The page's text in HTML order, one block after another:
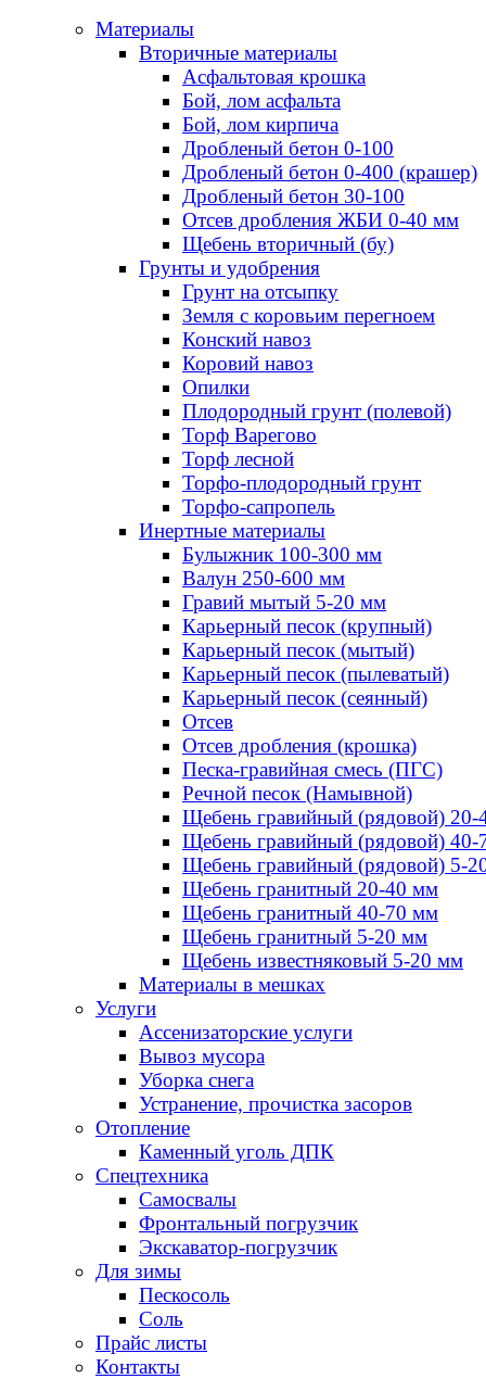
Материалы
Вторичные материалы
Асфальтовая крошка
Бой, лом асфальта
Бой, лом кирпича
Дробленый бетон 0-100
Дробленый бетон 0-400 (крашер)
Дробленый бетон 30-100
Отсев дробления ЖБИ 0-40 мм
Щебень вторичный (бу)
Грунты и удобрения
Грунт на отсыпку
Земля с коровьим перегноем
Конский навоз
Коровий навоз
Опилки
Плодородный грунт (полевой)
Торф Варегово
Торф лесной
Торфо-плодородный грунт
Торфо-сапропель
Инертные материалы
Булыжник 100-300 мм
Валун 250-600 мм
Гравий мытый 5-20 мм
Карьерный песок (крупный)
Карьерный песок (мытый)
Карьерный песок (пылеватый)
Карьерный песок (сеянный)
Отсев
Отсев дробления (крошка)
Песка-гравийная смесь (ПГС)
Речной песок (Намывной)
Щебень гравийный (рядовой)
Щебень гравийный (рядовой)
Щебень гравийный (рядовой) 5-
Щебень гранитный 20-40 мм
Щебень гранитный 40-70 мм
Щебень гранитный 5-20 мм
Щебень известняковый 5-20 мм
Материалы в мешках
Услуги
Ассенизаторские услуги
Вывоз мусора
Уборка снега
Устранение, прочистка засоров
Отопление
Каменный уголь ДПК
Спецтехника
Самосвалы
Фронтальный погрузчик
Экскаватор-погрузчик
Для зимы
Пескосоль
Соль
Прайс листы
Контакты